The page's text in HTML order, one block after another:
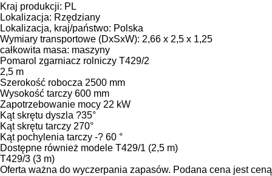
Kraj produkcji: PL
Lokalizacja: Rzędziany
Lokalizacja, kraj/państwo: Polska
Wymiary transportowe (DxSxW): 2,66 x 2,5 x 1,25
całkowita masa: maszyny
Pomarol zgarniacz rolniczy T429/2
2,5 m
Szerokość robocza 2500 mm
Wysokość tarczy 600 mm
Zapotrzebowanie mocy 22 kW
Kąt skrętu dyszla ?35°
Kąt skrętu tarczy 270°
Kąt pochylenia tarczy -? 60 °
Dostępne również modele T429/1 (2,5 m)
T429/3 (3 m)
Oferta ważna do wyczerpania zapasów. Podana cena jest ceną